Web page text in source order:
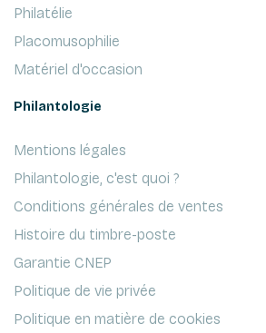
Philatélie
Placomusophilie
Matériel d'occasion
Philantologie
Mentions légales
Philantologie, c'est quoi ?
Conditions générales de ventes
Histoire du timbre-poste
Garantie CNEP
Politique de vie privée
Politique en matière de cookies